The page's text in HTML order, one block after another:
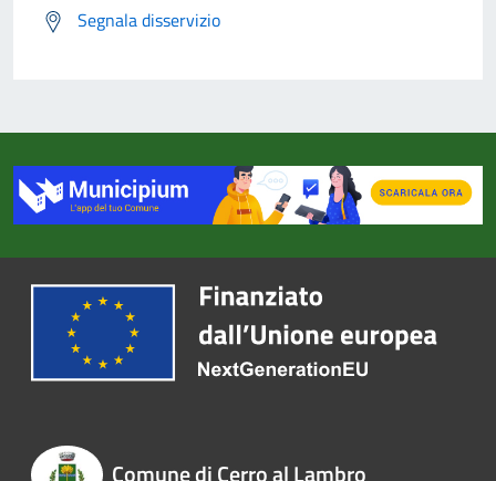
Segnala disservizio
Comune di Cerro al Lambro